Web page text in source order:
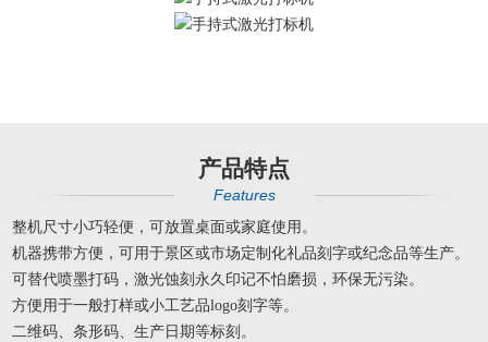
产品特点
Features
整机尺寸小巧轻便，可放置桌面或家庭使用。
机器携带方便，可用于景区或市场定制化礼品刻字或纪念品等生产。
可替代喷墨打码，激光蚀刻永久印记不怕磨损，环保无污染。
方便用于一般打样或小工艺品logo刻字等。
二维码、条形码、生产日期等标刻。